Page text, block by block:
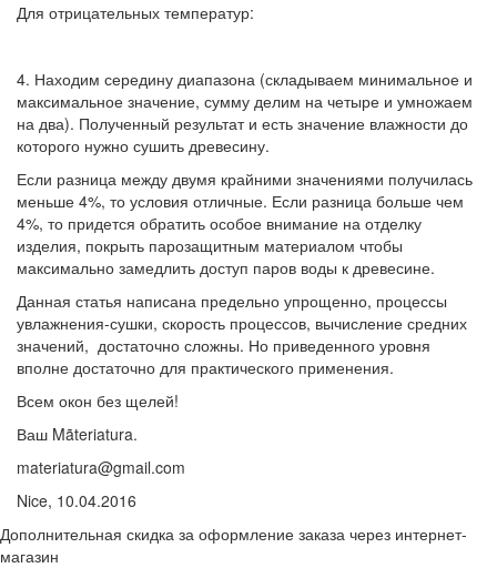
Для отрицательных температур:
4. Находим середину диапазона (складываем минимальное и
максимальное значение, сумму делим на четыре и умножаем
на два). Полученный результат и есть значение влажности до
которого нужно сушить древесину.
Если разница между двумя крайними значениями получилась
меньше 4%, то условия отличные. Если разница больше чем
4%, то придется обратить особое внимание на отделку
изделия, покрыть парозащитным материалом чтобы
максимально замедлить доступ паров воды к древесине.
Данная статья написана предельно упрощенно, процессы
увлажнения-сушки, скорость процессов, вычисление средних
значений, достаточно сложны. Но приведенного уровня
вполне достаточно для практического применения.
Всем окон без щелей!
Ваш Mãteriatura.
materiatura@gmail.com
Nice, 10.04.2016
Дополнительная скидка за оформление заказа через интернет-
магазин